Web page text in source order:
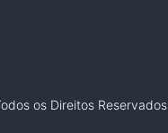
os Direitos Reservados